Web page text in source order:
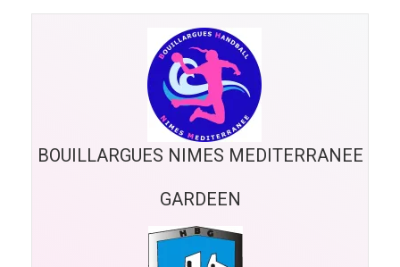
BOUILLARGUES NIMES MEDITERRANEE
GARDEEN